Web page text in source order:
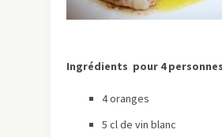
Ingrédients pour 4
4 oranges
5 cl de vin blanc